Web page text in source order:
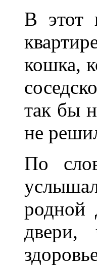
В этот
кошка,
так бы
не
По
родной
двери,